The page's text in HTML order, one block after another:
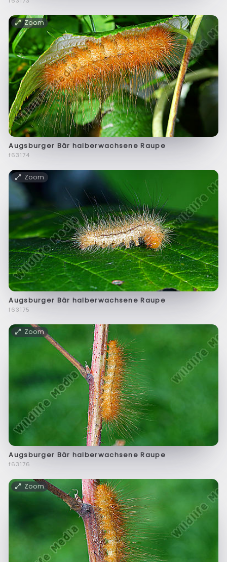
Zoom
Augsburger Bär halberwachsene Raupe
f63174
Zoom
Augsburger Bär halberwachsene Raupe
f63175
Zoom
Augsburger Bär halberwachsene Raupe
f63176
Zoom